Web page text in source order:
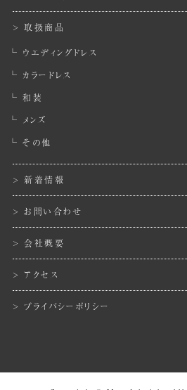
取扱商品
ウエディングドレス
カラードレス
和装
メンズ
その他
新着情報
お問い合わせ
会社概要
アクセス
プライバシーポリシー